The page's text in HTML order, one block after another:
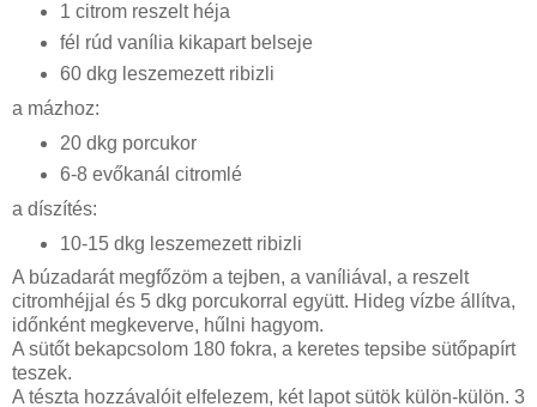
1 citrom reszelt héja
fél rúd vanília kikapart belseje
60 dkg leszemezett ribizli
a mázhoz:
20 dkg porcukor
6-8 evőkanál citromlé
a díszítés:
10-15 dkg leszemezett ribizli
A búzadarát megfőzöm a tejben, a vaníliával, a reszelt
citromhéjjal és 5 dkg porcukorral együtt. Hideg vízbe állítva,
időnként megkeverve, hűlni hagyom.
A sütőt bekapcsolom 180 fokra, a keretes tepsibe sütőpapírt
teszek.
A tészta hozzávalóit elfelezem, két lapot sütök külön-külön. 3